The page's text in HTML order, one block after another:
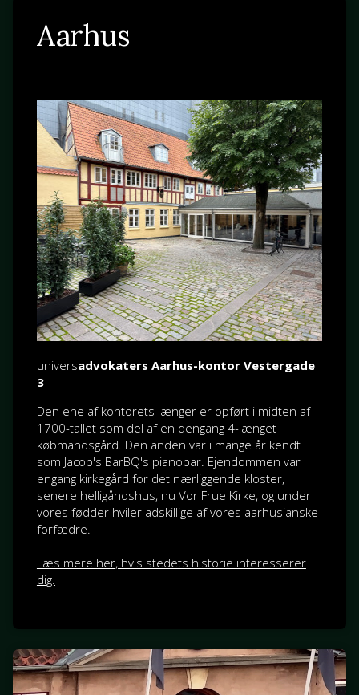
Aarhus
universadvokaters Aarhus-kontor Vestergade
3
Den ene af kontorets længer er opført i midten af
1700-tallet som del af en dengang 4-længet
købmandsgård. Den anden var i mange år kendt
som Jacob's BarBQ's pianobar. Ejendommen var
engang kirkegård for det nærliggende kloster,
senere helligåndshus, nu Vor Frue Kirke, og under
vores fødder hviler adskillige af vores aarhusianske
forfædre.
Læs mere her, hvis stedets historie interesserer
dig.